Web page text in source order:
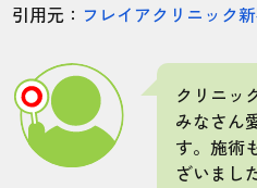
引用元： フレイアクリニック
クリニッ
みなさん
す。施術
ざいまし